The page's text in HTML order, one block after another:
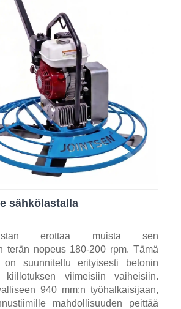
sähkölastalla
erottaa muista sen
terän nopeus 180-200 rpm. Tämä
on suunniteltu erityisesti betonin
viimeisiin vaiheisiin.
940 mm:n työhalkaisijaan,
mahdollisuuden peittää